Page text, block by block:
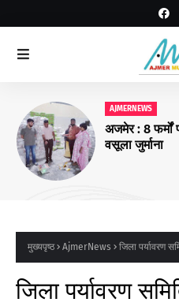
AJMERNEWS
अजमेर : 8 फर्मों
वसूला जुर्माना
मुख्यपृष्ठ AjmerNews जिला पर्यावरण
जिला पर्यावरण